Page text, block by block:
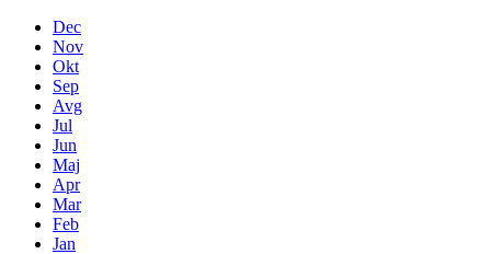
Dec
Nov
Okt
Sep
Avg
Jul
Jun
Maj
Apr
Mar
Feb
Jan